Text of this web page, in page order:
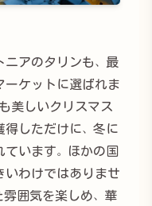
アのタリンも、最
ケットに選ばれま
美しいクリスマス
しただけに、冬に
います。ほかの国
わけではありませ
囲気を楽しめ、華